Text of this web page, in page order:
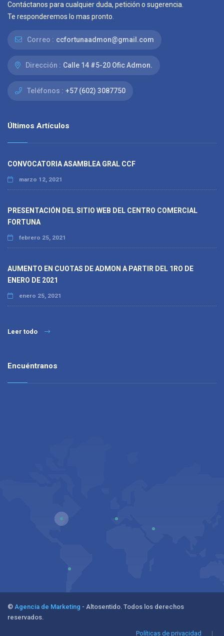
Contáctanos para cualquier duda, petición o sugerencia.
Te responderemos lo mas pronto.
Correo : ccfortunaadmon@gmail.com
Dirección : Calle 14 #5-20 Ofic Admon.
Teléfonos : +57 (602) 3087750
Últimos Artículos
CONVOCATORIA ASAMBLEA GRAL CCF
marzo 12, 2021
PRESENTACIÓN DEL SITIO WEB DEL CENTRO COMERCIAL
FORTUNA
febrero 25, 2021
AUMENTO EN CUOTAS DE ADMON A PARTIR DEL 1RO DE
ENERO DE 2021
enero 25, 2021
Leer todo
Encuéntranos
© Agencia de Marketing - Altosentido. Todos los derechos
reservados.
Políticas de privacidad